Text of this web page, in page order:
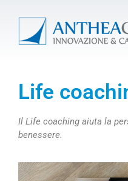
Life
Il Life coaching aiuta la
benessere.